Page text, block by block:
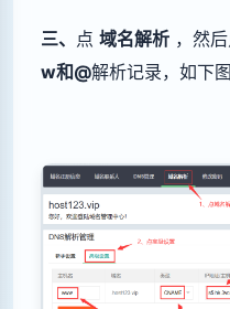
三、 点 域名解析 ，然
w和@解析记录，如下图